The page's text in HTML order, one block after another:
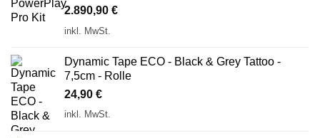
2.890,90 €
inkl. MwSt.
Dynamic Tape ECO - Black & Grey Tattoo -
7,5cm - Rolle
24,90 €
inkl. MwSt.